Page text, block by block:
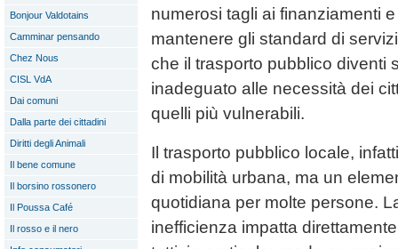
Bonjour Valdotains
Camminar pensando
Chez Nous
CISL VdA
Dai comuni
Dalla parte dei cittadini
Diritti degli Animali
Il bene comune
Il borsino rossonero
Il Poussa Café
Il rosso e il nero
numerosi tagli ai finanziamenti
mantenere gli standard di
che il trasporto pubblico diventi
inadeguato alle necessità dei
quelli più vulnerabili.
Il trasporto pubblico locale,
di mobilità urbana, ma un
quotidiana per molte persone.
inefficienza impatta